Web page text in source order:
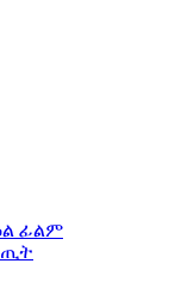
ፊልም